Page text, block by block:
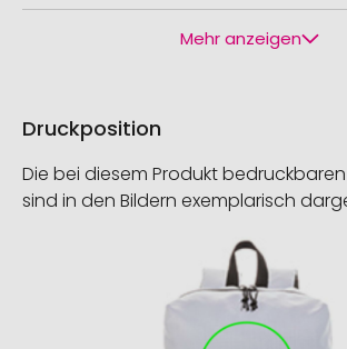
Mehr anzeigen
Druckposition
Die bei diesem Produkt
sind in den Bildern exemplarisch